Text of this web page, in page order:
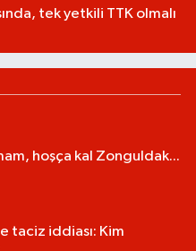
tek yetkili TTK olmalı
hoşça kal Zonguldak...
taciz iddiası: Kim